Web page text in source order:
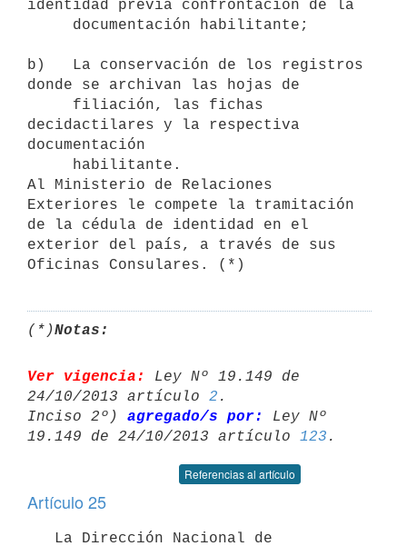
identidad previa confrontación de la
b)   La conservación de los registros
donde se archivan las hojas de
decidactilares y la respectiva
documentación
Al Ministerio de Relaciones
Exteriores le compete la tramitación
de la cédula de identidad en el
exterior del país, a través de sus
(*)Notas:
Ver vigencia:
Ley Nº 19.149 de
24/10/2013 artículo 2 .
Inciso 2º) agregado/s por:
Ley Nº
19.149 de 24/10/2013 artículo 123
Referencias al artículo
Artículo 25